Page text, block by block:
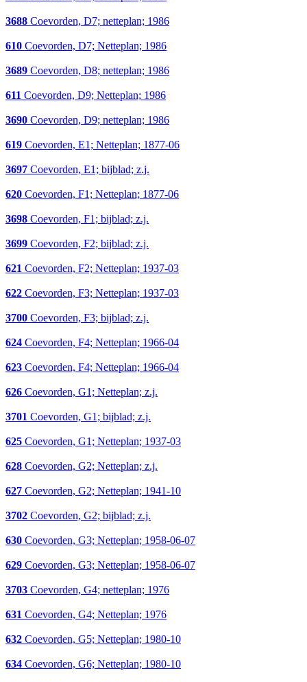
3688 Coevorden, D7; netteplan; 1986
610 Coevorden, D7; Netteplan; 1986
3689 Coevorden, D8; netteplan; 1986
611 Coevorden, D9; Netteplan; 1986
3690 Coevorden, D9; netteplan; 1986
619 Coevorden, E1; Netteplan; 1877-06
3697 Coevorden, E1; bijblad; z.j.
620 Coevorden, F1; Netteplan; 1877-06
3698 Coevorden, F1; bijblad; z.j.
3699 Coevorden, F2; bijblad; z.j.
621 Coevorden, F2; Netteplan; 1937-03
622 Coevorden, F3; Netteplan; 1937-03
3700 Coevorden, F3; bijblad; z.j.
624 Coevorden, F4; Netteplan; 1966-04
623 Coevorden, F4; Netteplan; 1966-04
626 Coevorden, G1; Netteplan; z.j.
3701 Coevorden, G1; bijblad; z.j.
625 Coevorden, G1; Netteplan; 1937-03
628 Coevorden, G2; Netteplan; z.j.
627 Coevorden, G2; Netteplan; 1941-10
3702 Coevorden, G2; bijblad; z.j.
630 Coevorden, G3; Netteplan; 1958-06-07
629 Coevorden, G3; Netteplan; 1958-06-07
3703 Coevorden, G4; netteplan; 1976
631 Coevorden, G4; Netteplan; 1976
632 Coevorden, G5; Netteplan; 1980-10
634 Coevorden, G6; Netteplan; 1980-10